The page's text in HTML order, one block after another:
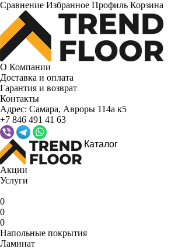
Сравнение Избранное Профиль Корзина
О Компании
Доставка и оплата
Гарантия и возврат
Контакты
Адрес: Самара, Авроры 114а к5
+7 846 491 41 63
Каталог
Акции
Услуги
0
0
0
Напольные покрытия
Ламинат